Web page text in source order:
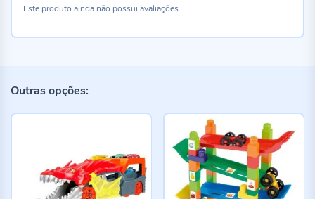
Este produto ainda não possui avaliações
Outras opções: